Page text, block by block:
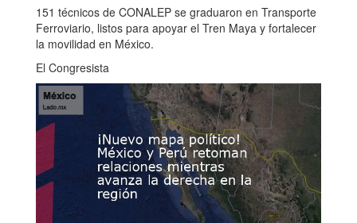
151 técnicos de CONALEP se graduaron en Transporte
Ferroviario, listos para apoyar el Tren Maya y fortalecer
la movilidad en México.
El Congresista